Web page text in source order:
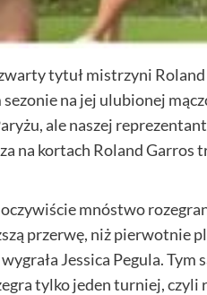
tytuł mistrzyni
na jej ulubionej
ale naszej
na kortach Roland Garros
mnóstwo
przerwę, niż pierwotnie
Jessica Pegula. Tym
tylko jeden turniej, czyli